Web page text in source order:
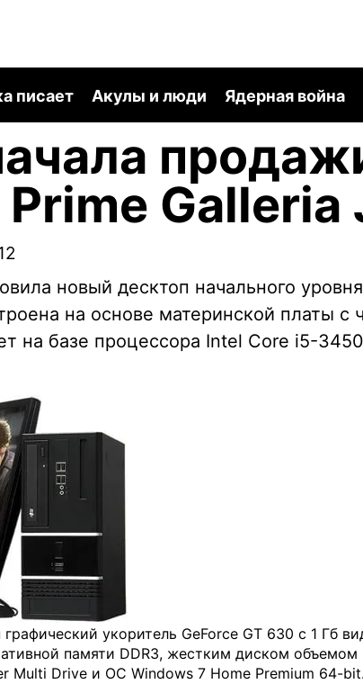
писает Акулы и люди Ядерная война
Galleria
новый десктоп начального уровня
на основе материнской платы с
на базе процессора Intel Core i5-
укоритель GeForce GT 630 с 1 Гб
памяти DDR3, жестким диском объемом
Multi Drive и ОС Windows 7 Home Premium 64-bit.